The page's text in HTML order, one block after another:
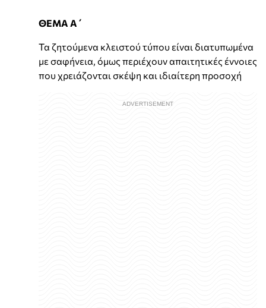
ΘΕΜΑ Α΄
Τα ζητούμενα κλειστού τύπου είναι διατυπωμένα
με σαφήνεια, όμως περιέχουν απαιτητικές έννοιες
που χρειάζονται σκέψη και ιδιαίτερη προσοχή